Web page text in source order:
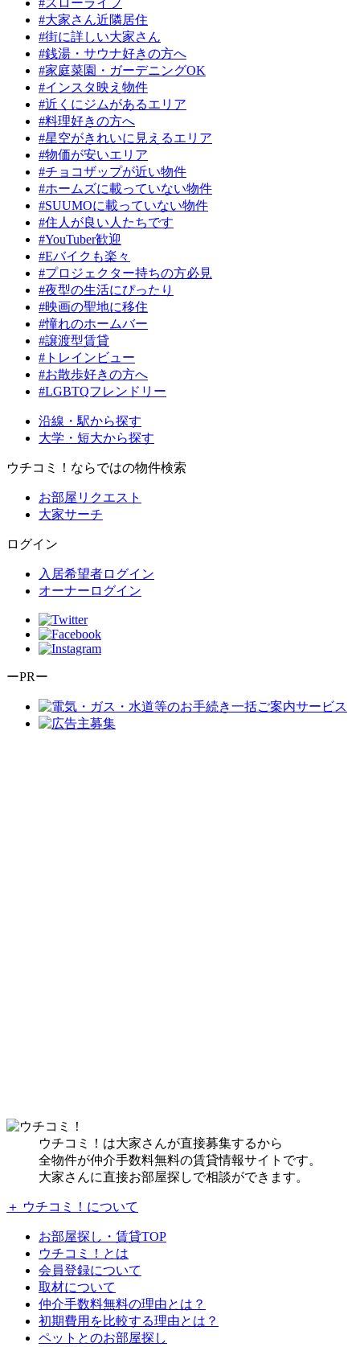
#スローライフ
#大家さん近隣居住
#街に詳しい大家さん
#銭湯・サウナ好きの方へ
#家庭菜園・ガーデニングOK
#インスタ映え物件
#近くにジムがあるエリア
#料理好きの方へ
#星空がきれいに見えるエリア
#物価が安いエリア
#チョコザップが近い物件
#ホームズに載っていない物件
#SUUMOに載っていない物件
#住人が良い人たちです
#YouTuber歓迎
#Eバイクも楽々
#プロジェクター持ちの方必見
#夜型の生活にぴったり
#映画の聖地に移住
#憧れのホームバー
#譲渡型賃貸
#トレインビュー
#お散歩好きの方へ
#LGBTQフレンドリー
沿線・駅から探す
大学・短大から探す
ウチコミ！ならではの物件検索
お部屋リクエスト
大家サーチ
ログイン
入居希望者ログイン
オーナーログイン
ーPRー
ウチコミ！は大家さんが直接募集するから
全物件が仲介手数料無料の賃貸情報サイトです。
大家さんに直接お部屋探しで相談ができます。
＋ ウチコミ！について
お部屋探し・賃貸TOP
ウチコミ！とは
会員登録について
取材について
仲介手数料無料の理由とは？
初期費用を比較する理由とは？
ペットとのお部屋探し